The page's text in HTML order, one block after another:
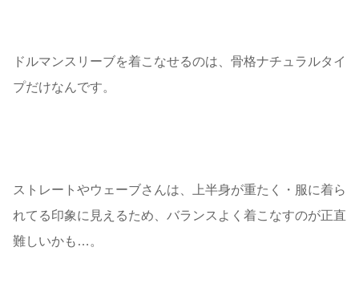
ドルマンスリーブを着こなせるのは、骨格ナチュラルタイ
プだけなんです。
ストレートやウェーブさんは、上半身が重たく・服に着ら
れてる印象に見えるため、バランスよく着こなすのが正直
難しいかも…。